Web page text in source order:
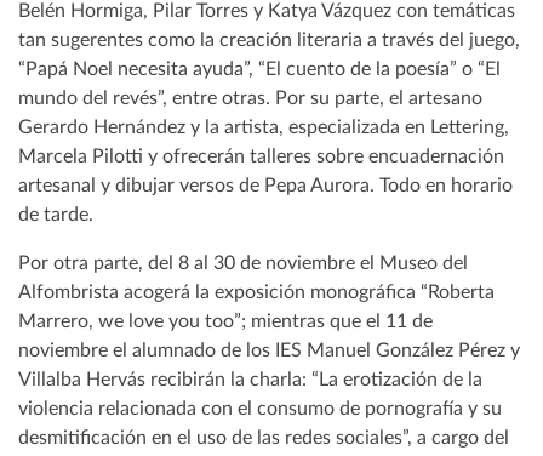
Belén Hormiga, Pilar Torres y Katya Vázquez con temáticas
tan sugerentes como la creación literaria a través del juego,
“Papá Noel necesita ayuda”, “El cuento de la poesía” o “El
mundo del revés”, entre otras. Por su parte, el artesano
Gerardo Hernández y la artista, especializada en Lettering,
Marcela Pilotti y ofrecerán talleres sobre encuadernación
artesanal y dibujar versos de Pepa Aurora. Todo en horario
de tarde.
Por otra parte, del 8 al 30 de noviembre el Museo del
Alfombrista acogerá la exposición monográfica “Roberta
Marrero, we love you too”; mientras que el 11 de
noviembre el alumnado de los IES Manuel González Pérez y
Villalba Hervás recibirán la charla: “La erotización de la
violencia relacionada con el consumo de pornografía y su
desmitificación en el uso de las redes sociales”, a cargo del